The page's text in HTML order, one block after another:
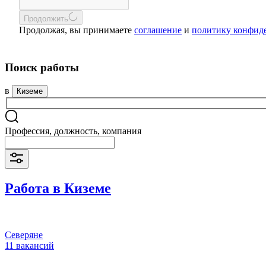
Продолжить
Продолжая, вы принимаете соглашение и политику
Поиск работы
в Киземе
Профессия, должность, компания
Работа в Киземе
Северяне
11 вакансий